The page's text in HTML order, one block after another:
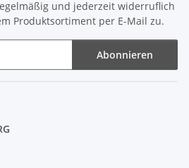
und jederzeit widerruflich
Produktsortiment per E-Mail zu.
Abonnieren